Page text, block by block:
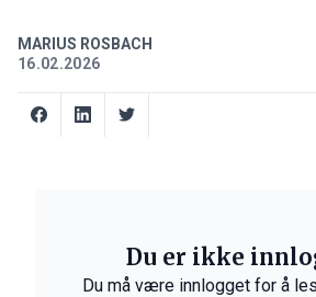
MARIUS ROSBACH
16.02.2026
Du er ikke
Du må være innlogget for å